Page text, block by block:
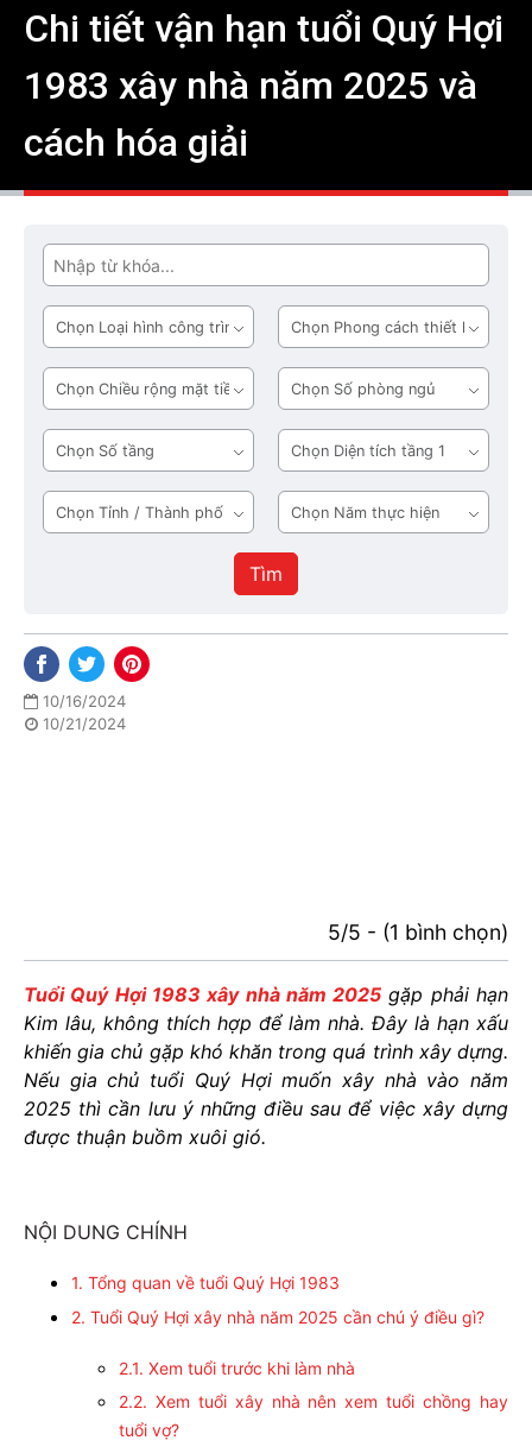
Chi tiết vận hạn tuổi Quý Hợi
1983 xây nhà năm 2025 và
cách hóa giải
Tìm
Loại
hình
công
trình
Phong
cách
thiết
kế
Chiều
rộng
mặt
tiền
Số
phòng
ngủ
Số
tầng
Diện
tích
tầng
1
Tỉnh
/
Năm
thực
hiện
Tìm
10/16/2024
10/21/2024
5/5 - (1 bình chọn)
Tuổi Quý Hợi 1983 xây nhà năm 2025 gặp phải hạn
Kim lâu, không thích hợp để làm nhà. Đây là hạn xấu
khiến gia chủ gặp khó khăn trong quá trình xây dựng.
Nếu gia chủ tuổi Quý Hợi muốn xây nhà vào năm
2025 thì cần lưu ý những điều sau để việc xây dựng
được thuận buồm xuôi gió.
NỘI DUNG CHÍNH
1. Tổng quan về tuổi Quý Hợi 1983
2. Tuổi Quý Hợi xây nhà năm 2025 cần chú ý điều gì?
2.1. Xem tuổi trước khi làm nhà
2.2. Xem tuổi xây nhà nên xem tuổi chồng hay
tuổi vợ?